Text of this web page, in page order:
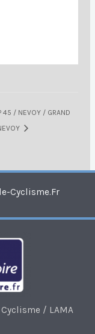
45 / NEVOY / GRAND
Cyclisme.fr
/ LAMA